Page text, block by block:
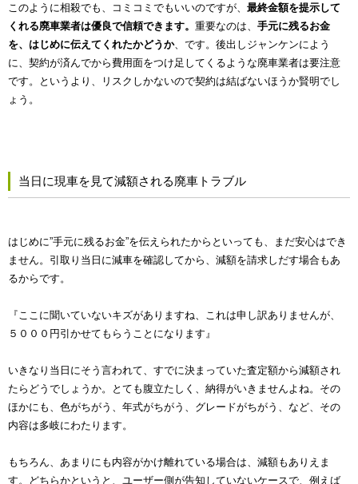
このように相殺でも、コミコミでもいいのですが、 最終金額を提示して
くれる廃車業者は優良で信頼できます。 重要なのは、 手元に残るお金
を、はじめに伝えてくれたかどうか、です。後出しジャンケンによう
に、契約が済んでから費用面をつけ足してくるような廃車業者は要注意
です。というより、リスクしかないので契約は結ばないほうか賢明でし
ょう。
当日に現車を見て減額される廃車トラブル
はじめに”手元に残るお金”を伝えられたからといっても、まだ安心はでき
ません。引取り当日に減車を確認してから、減額を請求しだす場合もあ
るからです。
『ここに聞いていないキズがありますね、これは申し訳ありませんが、
５０００円引かせてもらうことになります』
いきなり当日にそう言われて、すでに決まっていた査定額から減額され
たらどうでしょうか。とても腹立たしく、納得がいきませんよね。その
ほかにも、色がちがう、年式がちがう、グレードがちがう、など、その
内容は多岐にわたります。
もちろん、あまりにも内容がかけ離れている場合は、減額もありえま
す。どちらかというと、ユーザー側が告知していないケースで、例えば